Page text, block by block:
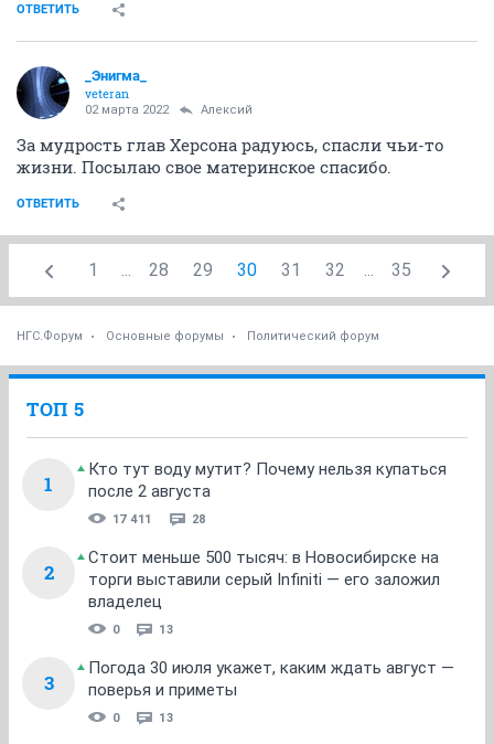
ОТВЕТИТЬ
_Энигма_
veteran
02 марта 2022 Алексий
За мудрость глав Херсона радуюсь, спасли чьи-то
жизни. Посылаю свое материнское спасибо.
ОТВЕТИТЬ
1 ... 28 29 30 31 32 ... 35
НГС.Форум Основные форумы Политический форум
ТОП 5
1
Кто тут воду мутит? Почему нельзя купаться
после 2 августа
17 411 28
2
Стоит меньше 500 тысяч: в Новосибирске на
торги выставили серый Infiniti — его заложил
владелец
0 13
3
Погода 30 июля укажет, каким ждать август —
поверья и приметы
0 13